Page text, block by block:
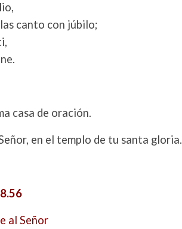
canto con júbilo;
casa de oración.
en el templo de tu santa gloria.
al Señor